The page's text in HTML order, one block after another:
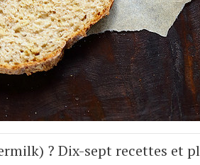
? Dix-sept recettes et